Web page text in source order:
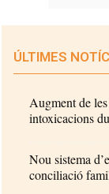
ÚLTIMES
Augment de
intoxicacions
Nou sistema
conciliació